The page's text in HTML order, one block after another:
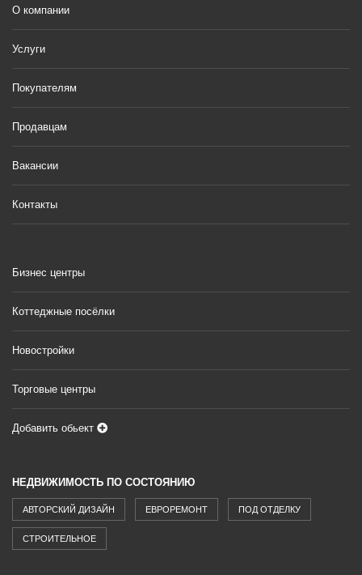
О компании
Услуги
Покупателям
Продавцам
Вакансии
Контакты
Бизнес центры
Коттеджные посёлки
Новостройки
Торговые центры
Добавить обьект
НЕДВИЖИМОСТЬ ПО СОСТОЯНИЮ
АВТОРСКИЙ ДИЗАЙН ЕВРОРЕМОНТ ПОД ОТДЕЛКУ
СТРОИТЕЛЬНОЕ